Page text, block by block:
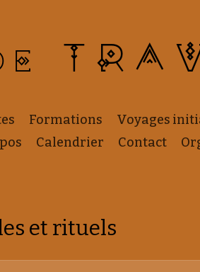
Formations Voyages
Calendrier Contact
et rituels